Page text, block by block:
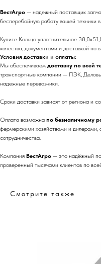
ВестАгро — надежный поставщик
бесперебойную работу вашей техники
Купите Кольцо уплотнительное
качества, документами и доставкой по
Условия доставки и оплаты:
Мы обеспечиваем доставку по всей
транспортные компании — ПЭК,
надежные перевозчики.
Сроки доставки зависят от региона и
Оплата возможна по безналичному
фермерскими хозяйствами и дилерами,
сотрудничества.
Компания ВестАгро — это надёжный
проверенный тысячами клиентов по
Смотрите также